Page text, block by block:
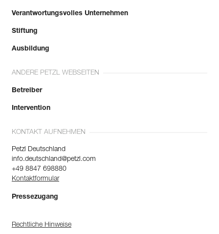
Verantwortungsvolles Unternehmen
Stiftung
Ausbildung
ANDERE PETZL WEBSEITEN
Betreiber
Intervention
KONTAKT AUFNEHMEN
Petzl Deutschland
info.deutschland@petzl.com
+49 8847 698880
Kontaktformular
Pressezugang
Rechtliche Hinweise